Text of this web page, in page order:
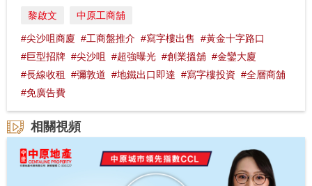
黎啟文 中原工商舖
#尖沙咀商廈 #工商盤推介 #寫字樓出售 #黃金十字路口
#巨型招牌 #尖沙咀 #超強曝光 #創業搵舖 #金鑾大廈
#長線收租
#彌敦道 #地鐵出口即達 #寫字樓投資 #全層商舖
#免廣告費
相關視頻